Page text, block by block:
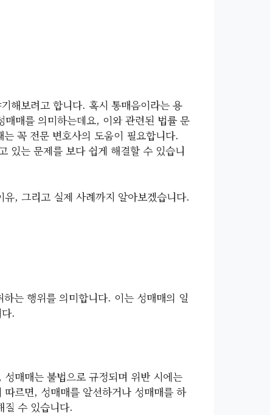
해보려고 합니다. 혹시 통매음이라는 용
매를 의미하는데요, 이와 관련된 법률 문
꼭 전문 변호사의 도움이 필요합니다.
있는 문제를 보다 쉽게 해결할 수 있습니
, 그리고 실제 사례까지 알아보겠습니다.
는 행위를 의미합니다. 이는 성매매의 일
.
매매는 불법으로 규정되며 위반 시에는
르면, 성매매를 알선하거나 성매매를 하
수 있습니다.